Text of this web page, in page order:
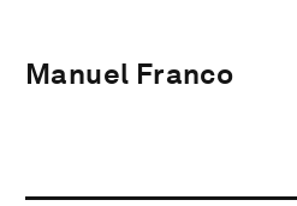
Manuel Franco